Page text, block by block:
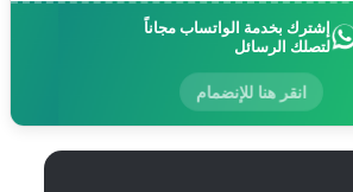
إشترك بخدمة الواتساب مجاناً
لتصلك الرسائل
انقر هنا للإنضمام